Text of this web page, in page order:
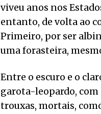
viveu anos nos
entanto, de volta ao
Primeiro, por ser
uma forasteira,
Entre o escuro e o
garota-leopardo, com
trouxas, mortais,